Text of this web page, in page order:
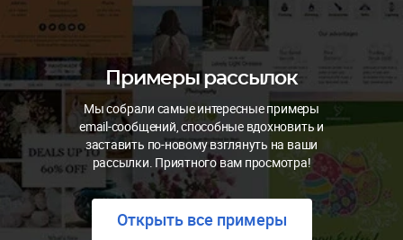
Примеры рассылок
Мы собрали самые интересные примеры
email-сообщений, способные вдохновить и
заставить по-новому взглянуть на ваши
рассылки. Приятного вам просмотра!
Открыть все примеры